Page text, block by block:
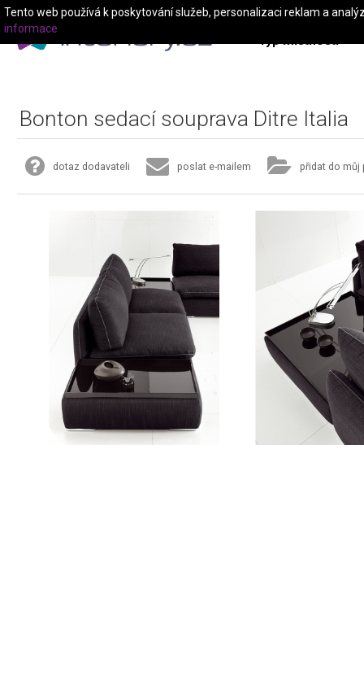
Typ místnosti
Bonton sedací souprava Ditre Italia
dotaz dodavateli poslat e-mailem přidat do můj
Tento web používá k poskytování služeb, personalizaci reklam a
informace